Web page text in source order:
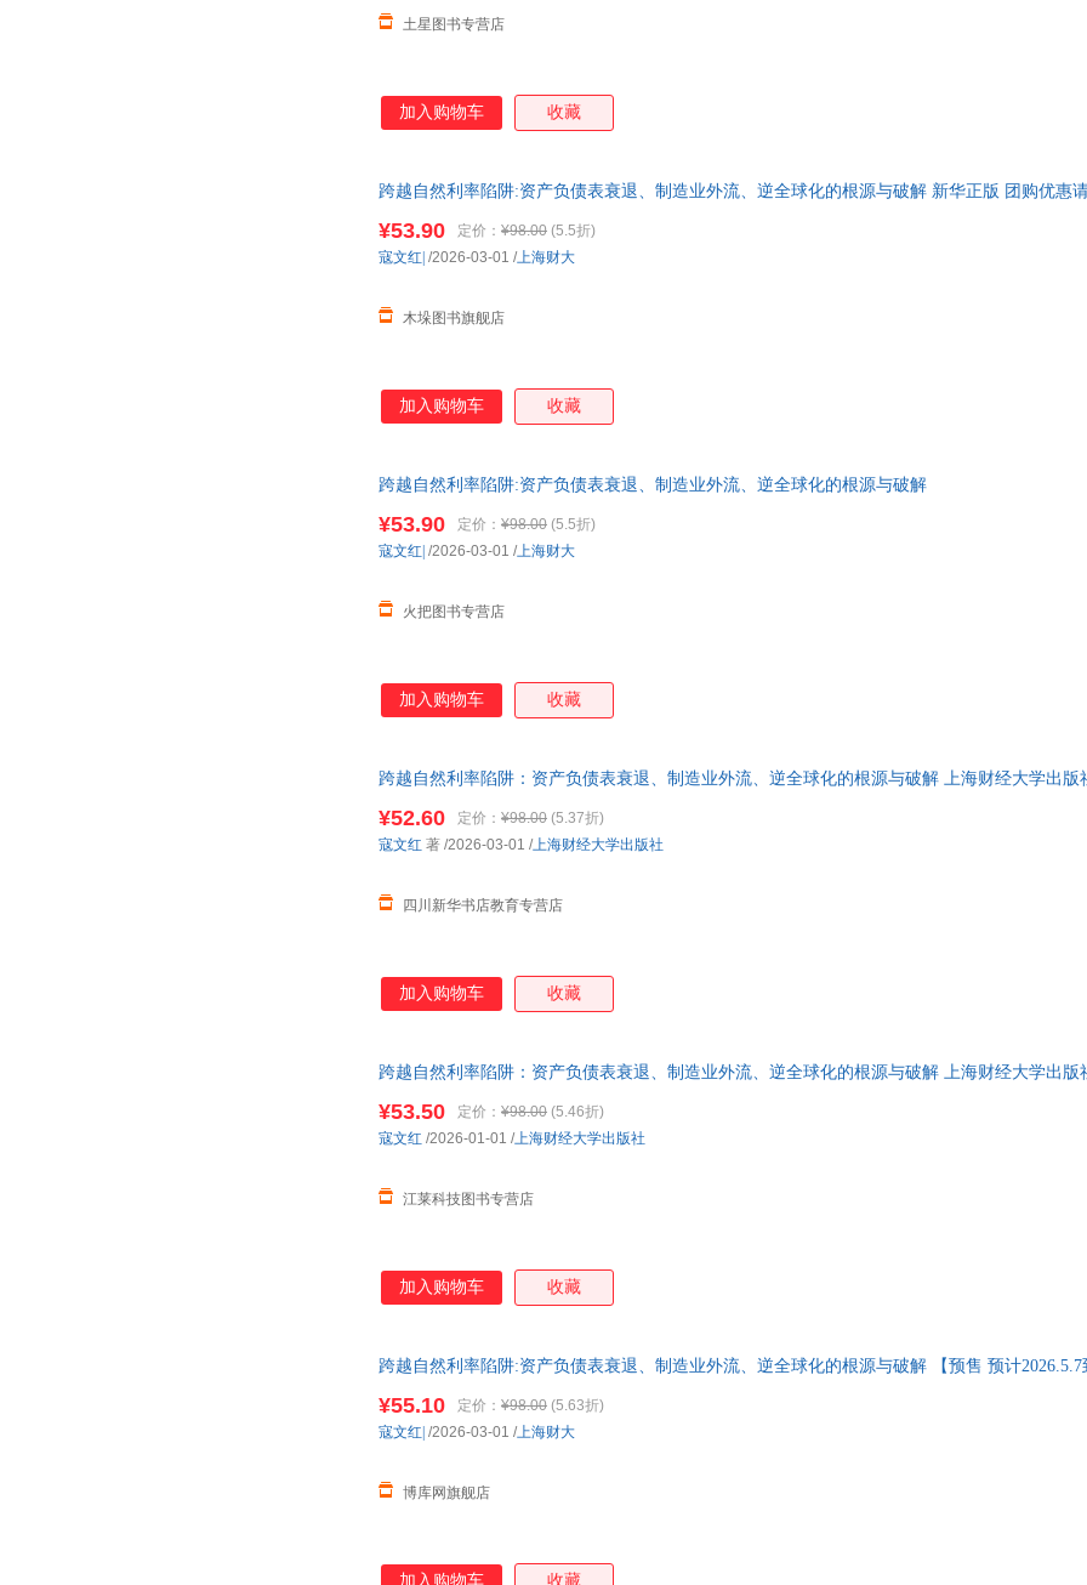
土星图书专营店
加入购物车 收藏
跨越自然利率陷阱:资产负债表衰退、制造业外流、逆全球化的根源与破解 新华正版 团购优惠
¥53.90 定价： ¥98.00 (5.5折)
木垛图书旗舰店
寇文红| /2026-03-01 /上海财大
加入购物车 收藏
跨越自然利率陷阱:资产负债表衰退、制造业外流、逆全球化的根源与破解
¥53.90 定价： ¥98.00 (5.5折)
火把图书专营店
寇文红| /2026-03-01 /上海财大
加入购物车 收藏
跨越自然利率陷阱：资产负债表衰退、制造业外流、逆全球化的根源与破解 上海财经大学出版
¥52.60 定价： ¥98.00 (5.37折)
四川新华书店教育专营店
寇文红 著 /2026-03-01 /上海财经大学出版社
加入购物车 收藏
跨越自然利率陷阱：资产负债表衰退、制造业外流、逆全球化的根源与破解 上海财经大学出版
¥53.50 定价： ¥98.00 (5.46折)
江莱科技图书专营店
寇文红 /2026-01-01 /上海财经大学出版社
加入购物车 收藏
跨越自然利率陷阱:资产负债表衰退、制造业外流、逆全球化的根源与破解 【预售 预计
¥55.10 定价： ¥98.00 (5.63折)
博库网旗舰店
寇文红| /2026-03-01 /上海财大
加入购物车 收藏